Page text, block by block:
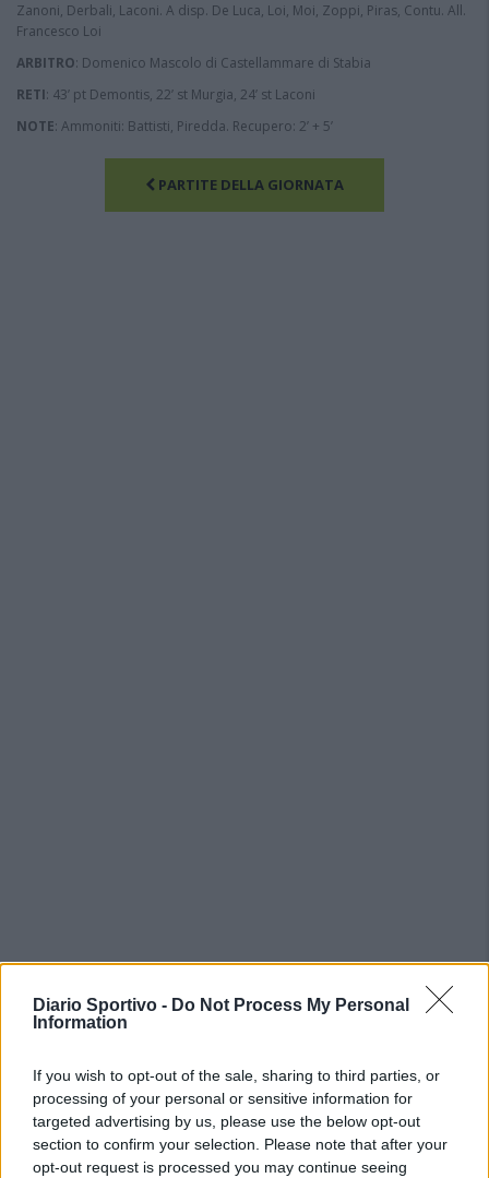
Diario Sportivo - Do Not Process My Personal
Information
If you wish to opt-out of the sale, sharing to third parties, or
processing of your personal or sensitive information for
targeted advertising by us, please use the below opt-out
section to confirm your selection. Please note that after your
opt-out request is processed you may continue seeing
Zanoni, Derbali, Laconi. A disp. De Luca, Loi, Moi, Zoppi, Piras, Contu. All.
Francesco Loi
ARBITRO: Domenico Mascolo di Castellammare di Stabia
RETI: 43’ pt Demontis, 22’ st Murgia, 24’ st Laconi
NOTE: Ammoniti: Battisti, Piredda. Recupero: 2’ + 5’
PARTITE DELLA GIORNATA
doppietta di Tapparello
8 Ago 2026
Il Latte Dolce prende Dumani dalla Torres,